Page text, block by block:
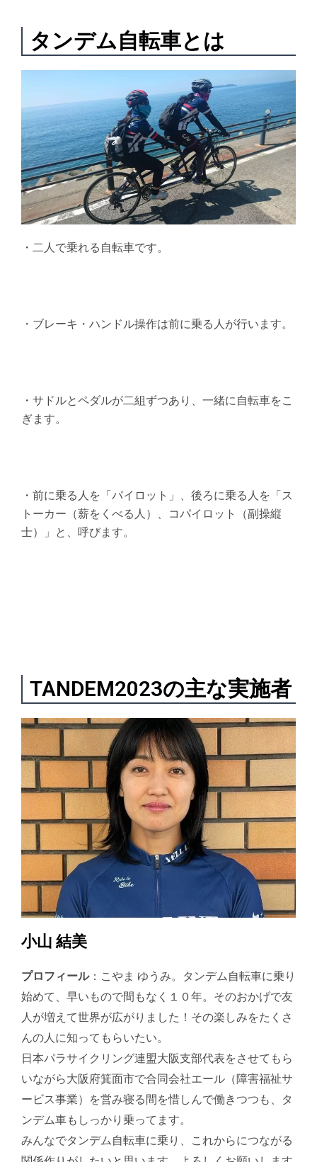
タンデム自転車とは
・二人で乗れる自転車です。
・ブレーキ・ハンドル操作は前に乗る人が行います。
・サドルとペダルが二組ずつあり、一緒に自転車をこ
ぎます。
・前に乗る人を「パイロット」、後ろに乗る人を「ス
トーカー（薪をくべる人）、コパイロット（副操縦
士）」と、呼びます。
TANDEM2023の主な実施者
小山 結美
プロフィール：こやま ゆうみ。タンデム自転車に乗り
始めて、早いもので間もなく１０年。そのおかげで友
人が増えて世界が広がりました！その楽しみをたくさ
んの人に知ってもらいたい。
日本パラサイクリング連盟大阪支部代表をさせてもら
いながら大阪府箕面市で合同会社エール（障害福祉サ
ービス事業）を営み寝る間を惜しんで働きつつも、タ
ンデム車もしっかり乗ってます。
みんなでタンデム自転車に乗り、これからにつながる